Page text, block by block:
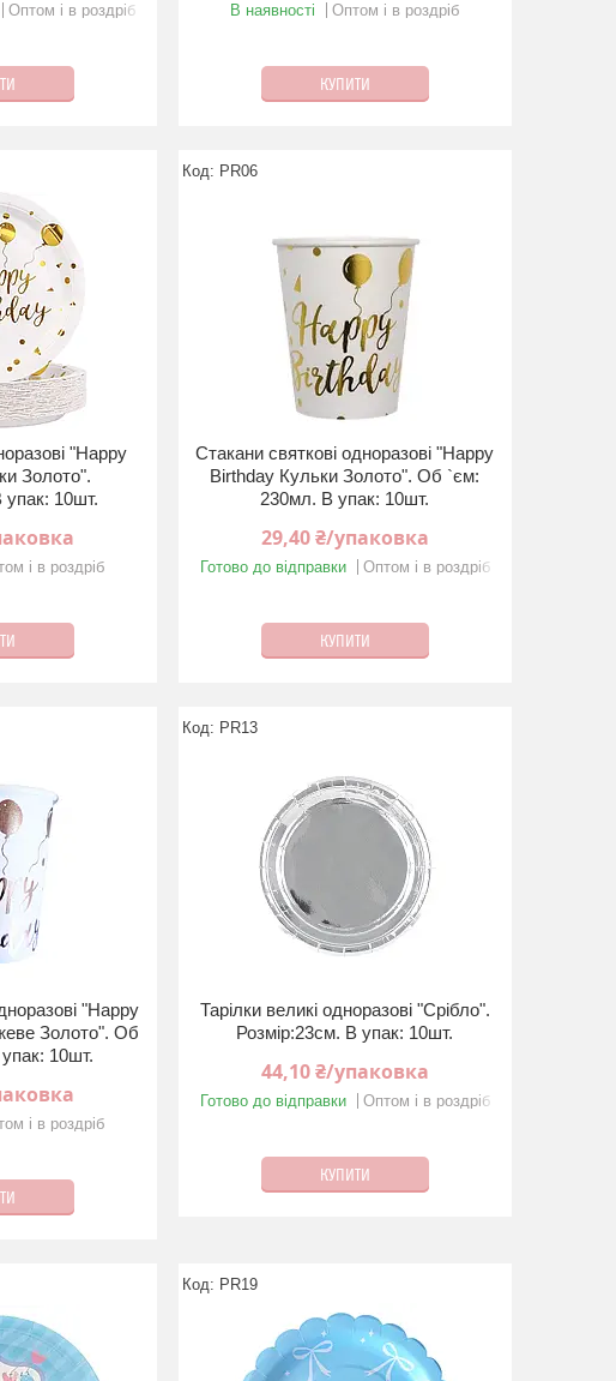
Оптом і в роздріб В наявності Оптом і в роздріб
КУПИТИ
"Happy
Золото".
упак: 10шт.
і в роздріб
PR06
Стакани святкові одноразові "Happy
Birthday Кульки Золото". Об `єм:
230мл. В упак: 10шт.
29,40 ₴/упаковка
Готово до відправки Оптом і в роздріб
КУПИТИ
"Happy
Золото". Об
10шт.
і в роздріб
PR13
Тарілки великі одноразові "Срiбло".
Розмір:23см. В упак: 10шт.
44,10 ₴/упаковка
Готово до відправки Оптом і в роздріб
КУПИТИ
PR19